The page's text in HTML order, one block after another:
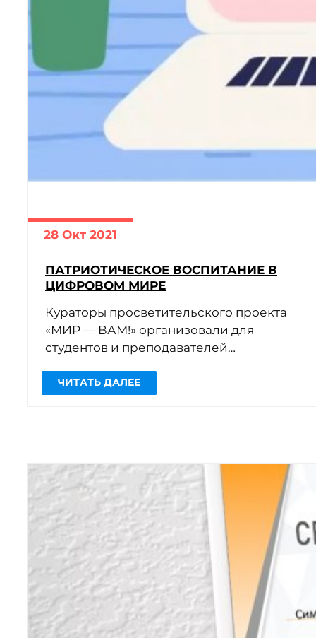
ЧИТАТЬ ДАЛЕЕ
28 Окт 2021
ПАТРИОТИЧЕСКОЕ ВОСПИТАНИЕ В
ЦИФРОВОМ МИРЕ
Кураторы просветительского проекта
«МИР — ВАМ!» организовали для
студентов и преподавателей
вебинаре «Медиапрактики в